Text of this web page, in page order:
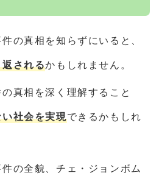
の真相を知らずにいると、
されるかもしれません。
真相を深く理解すること
社会を実現できるかもしれ
の全貌、チェ・ジョンボム